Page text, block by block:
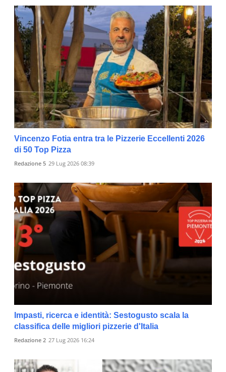
Vincenzo Fotia entra tra le Pizzerie Eccellenti 2026
di 50 Top Pizza
Redazione 5 29 Lug 2026 08:39
Impasti, ricerca e identità: Sestogusto scala la
classifica delle migliori pizzerie d'Italia
Redazione 2 27 Lug 2026 16:24